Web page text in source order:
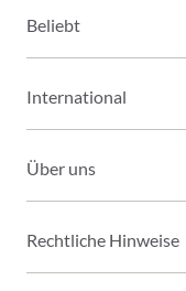
Beliebt
International
Über uns
Rechtliche Hinweise